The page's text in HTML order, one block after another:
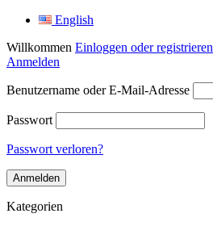
English
Willkommen Einloggen oder registrieren
Anmelden
Benutzername oder E-Mail-Adresse
Passwort
Passwort verloren?
Kategorien